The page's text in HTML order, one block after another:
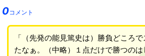
0コメント
「（先発の能見篤史は）勝負どころ
たなぁ。（中略）１点だけで勝つの